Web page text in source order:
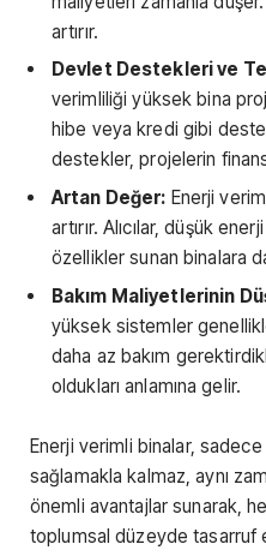
artırır.
Devlet Destekleri ve
verimliliği yüksek bina
hibe veya kredi gibi
destekler, projelerin
Artan Değer: Enerji
artırır. Alıcılar, düşük
özellikler sunan binalara
Bakım Maliyetlerinin
yüksek sistemler
daha az bakım
oldukları anlamına gelir.
Enerji verimli binalar,
sağlamakla kalmaz, aynı
önemli avantajlar sunarak,
toplumsal düzeyde tasarruf